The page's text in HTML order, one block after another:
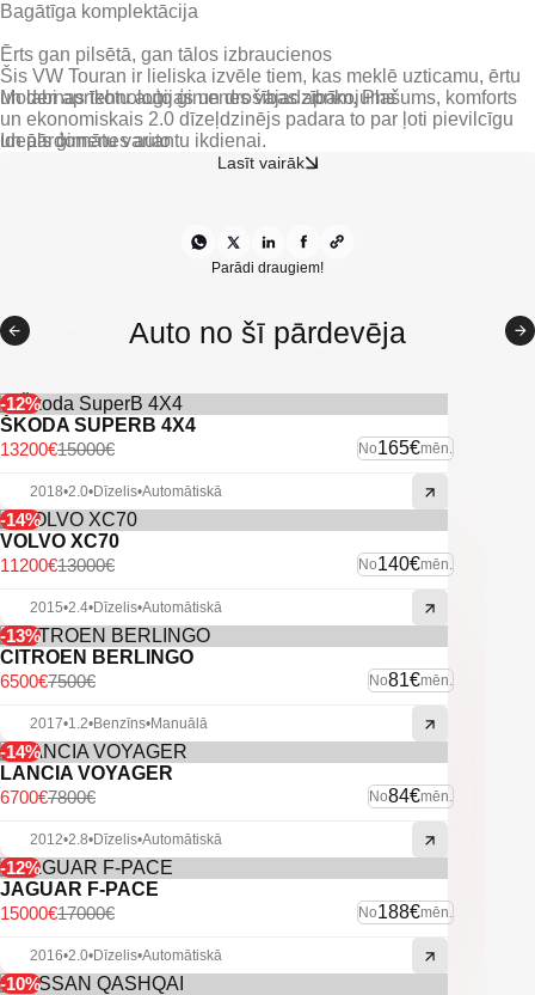
Bagātīga komplektācija
Ērts gan pilsētā, gan tālos izbraucienos
Modernas tehnoloģijas un drošības aprīkojums
Ideāls ģimenes auto
Šis VW Touran ir lieliska izvēle tiem, kas meklē uzticamu, ērtu
un labi aprīkotu auto ģimenes vajadzībām. Plašums, komforts
un ekonomiskais 2.0 dīzeļdzinējs padara to par ļoti pievilcīgu
un pārdomātu variantu ikdienai.
Lasīt vairāk
Parādi draugiem!
Auto no šī pārdevēja
-12%
ŠKODA SUPERB 4X4
No165€mēn.
15000€
13200€
2018•2.0•Dīzelis•Automātiskā
-14%
VOLVO XC70
No140€mēn.
13000€
11200€
2015•2.4•Dīzelis•Automātiskā
-13%
CITROEN BERLINGO
No81€mēn.
7500€
6500€
2017•1.2•Benzīns•Manuālā
-14%
LANCIA VOYAGER
No84€mēn.
7800€
6700€
2012•2.8•Dīzelis•Automātiskā
-12%
JAGUAR F-PACE
No188€mēn.
17000€
15000€
2016•2.0•Dīzelis•Automātiskā
-10%